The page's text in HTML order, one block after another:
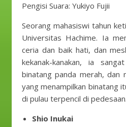
Pengisi Suara: Yukiyo Fujii
Seorang mahasiswi tahun
Universitas Hachime. Ia
ceria dan baik hati, dan
kekanak-kanakan, ia
binatang panda merah, dan
yang menampilkan binatang
di pulau terpencil di pedesaan.
Shio Inukai